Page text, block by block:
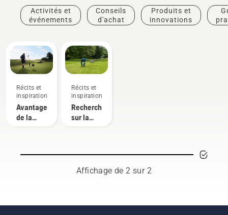
Activités et
événements
Conseils
d'achat
Produits et
innovations
Récits et
inspiration
Avantages
de la
intendants
Récits et
inspiration
Recherches
sur la
Affichage de 2 sur 2